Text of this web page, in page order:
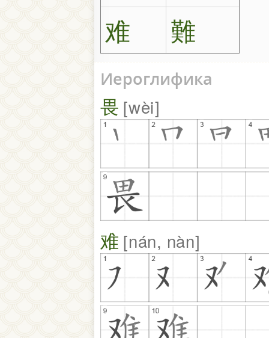
难 難
Иероглифика
畏 wèi
难 nán, nàn